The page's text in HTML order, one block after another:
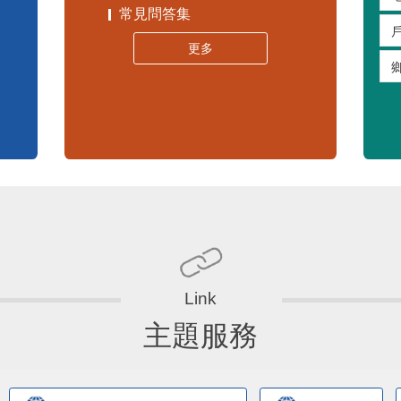
苗栗縣30人以下學校公告專區
嚴重特殊傳染性肺炎專區
主題服務